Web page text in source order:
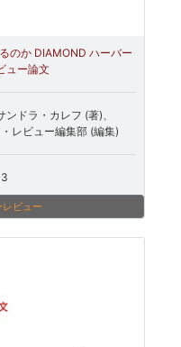
のか DIAMOND ハーバー
ュー論文
ドラ・カレフ (著)、
レビュー編集部 (編集)
ビュー